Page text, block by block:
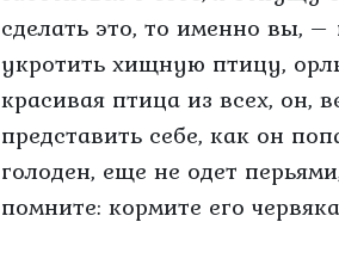
сделать это, то именно вы,
укротить хищную птицу,
красивая птица из всех, он,
представить себе, как он
голоден, еще не одет
помните: кормите его